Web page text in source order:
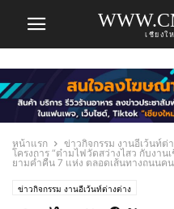
เชียงใ
หน้าแรก ข่าวกิจกรรม งานอีเว้นท์ต่
โครงการ “ต๋ามไฟวัดสว่างไสว กับงา
ยามค่ำคืน 7 แห่ง ตลอดเส้นทางถนนค
ข่าวกิจกรรม งานอีเว้นท์ต่างต่าง